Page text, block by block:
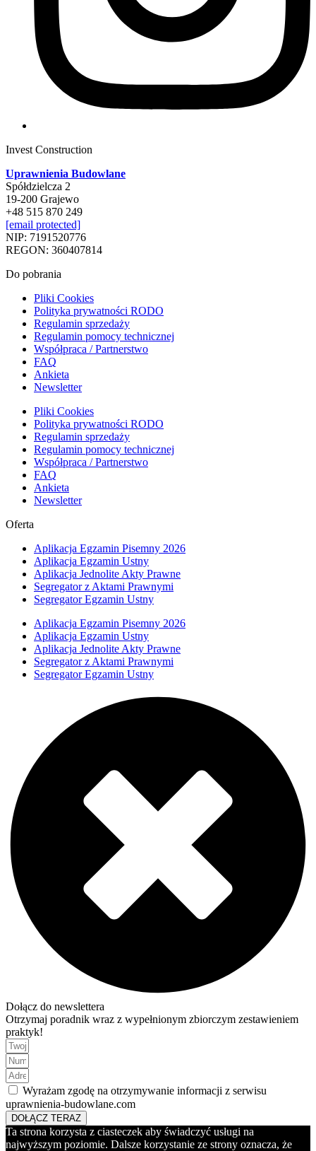
Invest Construction
Uprawnienia Budowlane
Spółdzielcza 2
19-200 Grajewo
+48 515 870 249
[email protected]
NIP: 7191520776
REGON: 360407814
Do pobrania
Pliki Cookies
Polityka prywatności RODO
Regulamin sprzedaży
Regulamin pomocy technicznej
Współpraca / Partnerstwo
FAQ
Ankieta
Newsletter
Pliki Cookies
Polityka prywatności RODO
Regulamin sprzedaży
Regulamin pomocy technicznej
Współpraca / Partnerstwo
FAQ
Ankieta
Newsletter
Oferta
Aplikacja Egzamin Pisemny 2026
Aplikacja Egzamin Ustny
Aplikacja Jednolite Akty Prawne
Segregator z Aktami Prawnymi
Segregator Egzamin Ustny
Aplikacja Egzamin Pisemny 2026
Aplikacja Egzamin Ustny
Aplikacja Jednolite Akty Prawne
Segregator z Aktami Prawnymi
Segregator Egzamin Ustny
Dołącz do newslettera
Otrzymaj poradnik wraz z wypełnionym zbiorczym zestawieniem
praktyk!
Wyrażam zgodę na otrzymywanie informacji z serwisu
uprawnienia-budowlane.com
DOŁĄCZ TERAZ
Ta strona korzysta z ciasteczek aby świadczyć usługi na
najwyższym poziomie. Dalsze korzystanie ze strony oznacza, że